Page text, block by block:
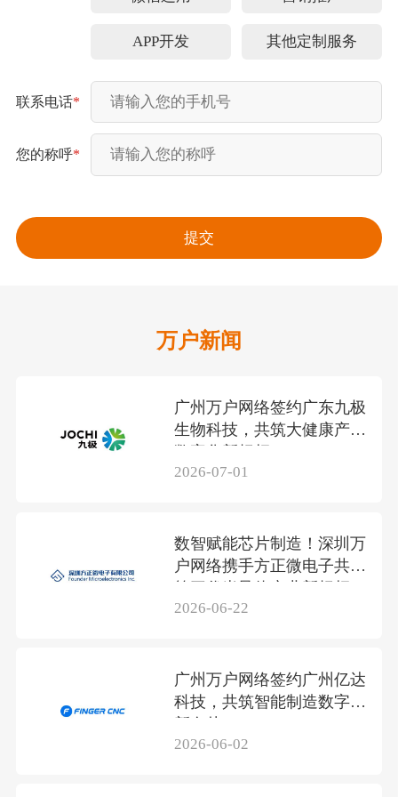
APP开发 其他定制服务
联系电话*
您的称呼*
万户新闻
广州万户网络签约广东九极
生物科技，共筑大健康产业
2026-07-01
数智赋能芯片制造！深圳万
户网络携手方正微电子共筑
2026-06-22
广州万户网络签约广州亿达
科技，共筑智能制造数字化
新名片
2026-06-02